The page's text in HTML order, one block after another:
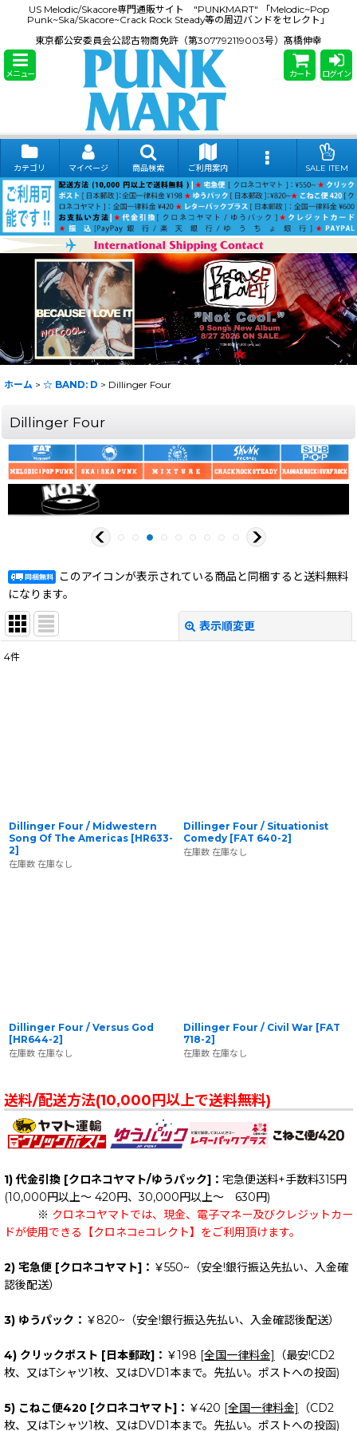
US Melodic/Skacore専門通販サイト "PUNKMART" 「Melodic~Pop
Punk~Ska/Skacore~Crack Rock Steady等の周辺バンドをセレクト」
東京都公安委員会公認古物商免許（第307792119003号）髙橋伸幸
メニュー カート ログイン
カテゴリ マイページ 商品検索 ご利用案内 SALE ITEM
ホーム > ☆ BAND: D > Dillinger Four
Dillinger Four
このアイコンが表示されている商品と同梱すると送料無料
になります。
表示順変更
4件
Dillinger Four / Midwestern
Song Of The Americas [HR633-
2]
在庫数 在庫なし
Dillinger Four / Situationist
Comedy [FAT 640-2]
在庫数 在庫なし
Dillinger Four / Versus God
[HR644-2]
在庫数 在庫なし
Dillinger Four / Civil War [FAT
718-2]
在庫数 在庫なし
送料/配送方法(10,000円以上で送料無料)
1) 代金引換 [クロネコヤマト/ゆうパック]： 宅急便送料+手数料315円
(10,000円以上～ 420円、30,000円以上～ 630円)
※ クロネコヤマトでは、現金、電子マネー及びクレジットカー
ドが使用できる【クロネコeコレクト】をご利用頂けます。
2) 宅急便 [クロネコヤマト]： ￥550~（安全!銀行振込先払い、入金確
認後配送）
3) ゆうパック： ￥820~（安全!銀行振込先払い、入金確認後配送）
4) クリックポスト [日本郵政]： ￥198 [全国一律料金]
（最安!CD2
枚、又はTシャツ1枚、又はDVD1本まで。先払い。ポストへの投函)
5) こねこ便420 [クロネコヤマト]： ￥420 [全国一律料金]
（CD2
枚、又はTシャツ1枚、又はDVD1本まで。先払い。ポストへの投函)